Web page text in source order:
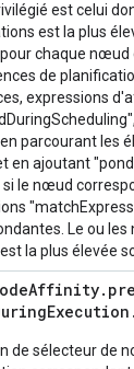
est celui
est la plus
chaque nœud
de
expressions
parcourant les
en ajoutant
le nœud
Le ou
la plus élevée
Affinity.
Execution .
de sélecteur de